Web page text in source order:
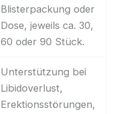
Blisterpackung oder
Dose, jeweils ca. 30,
60 oder 90 Stück.
Unterstützung bei
Libidoverlust,
Erektionsstörungen,